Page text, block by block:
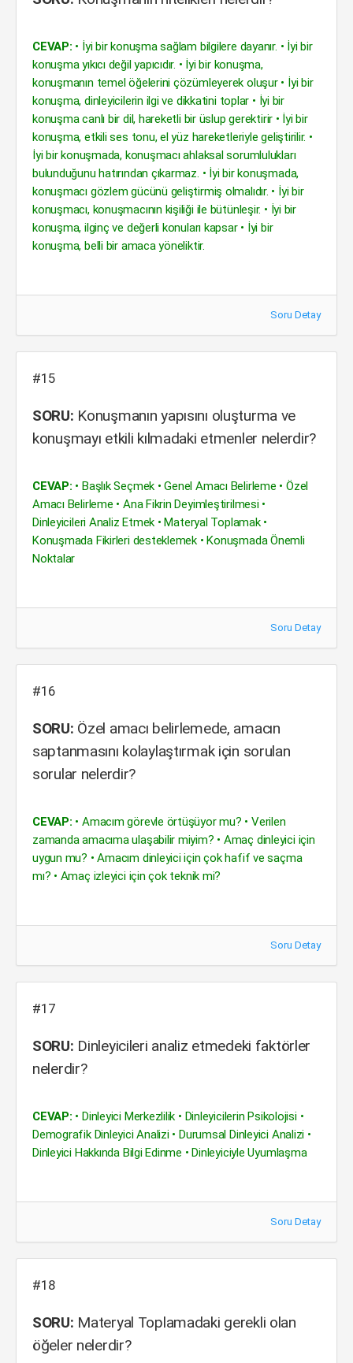
CEVAP: • İyi bir konuşma sağlam bilgilere dayanır. • İyi bir
konuşma yıkıcı değil yapıcıdır. • İyi bir konuşma,
konuşmanın temel öğelerini çözümleyerek oluşur • İyi bir
konuşma, dinleyicilerin ilgi ve dikkatini toplar • İyi bir
konuşma canlı bir dil, hareketli bir üslup gerektirir • İyi bir
konuşma, etkili ses tonu, el yüz hareketleriyle geliştirilir. •
İyi bir konuşmada, konuşmacı ahlaksal sorumlulukları
bulunduğunu hatırından çıkarmaz. • İyi bir konuşmada,
konuşmacı gözlem gücünü geliştirmiş olmalıdır. • İyi bir
konuşmacı, konuşmacının kişiliği ile bütünleşir. • İyi bir
konuşma, ilginç ve değerli konuları kapsar • İyi bir
konuşma, belli bir amaca yöneliktir.
Soru Detay
#15
SORU: Konuşmanın yapısını oluşturma ve
konuşmayı etkili kılmadaki etmenler nelerdir?
CEVAP: • Başlık Seçmek • Genel Amacı Belirleme • Özel
Amacı Belirleme • Ana Fikrin Deyimleştirilmesi •
Dinleyicileri Analiz Etmek • Materyal Toplamak •
Konuşmada Fikirleri desteklemek • Konuşmada Önemli
Noktalar
Soru Detay
#16
SORU: Özel amacı belirlemede, amacın
saptanmasını kolaylaştırmak için sorulan
sorular nelerdir?
CEVAP: • Amacım görevle örtüşüyor mu? • Verilen
zamanda amacıma ulaşabilir miyim? • Amaç dinleyici için
uygun mu? • Amacım dinleyici için çok hafif ve saçma
mı? • Amaç izleyici için çok teknik mi?
Soru Detay
#17
SORU: Dinleyicileri analiz etmedeki faktörler
nelerdir?
CEVAP: • Dinleyici Merkezlilik • Dinleyicilerin Psikolojisi •
Demografik Dinleyici Analizi • Durumsal Dinleyici Analizi •
Dinleyici Hakkında Bilgi Edinme • Dinleyiciyle Uyumlaşma
Soru Detay
#18
SORU: Materyal Toplamadaki gerekli olan
öğeler nelerdir?